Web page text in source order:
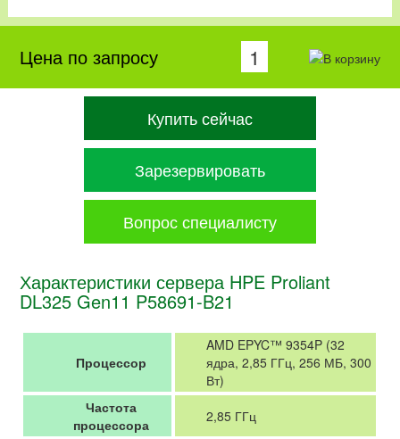
Цена по запросу
Купить сейчас
Зарезервировать
Вопрос специалисту
Характеристики сервера HPE Proliant
DL325 Gen11 P58691-B21
Процессор
AMD EPYC™ 9354P (32
ядра, 2,85 ГГц, 256 МБ, 300
Вт)
Частота
процессора
2,85 ГГц